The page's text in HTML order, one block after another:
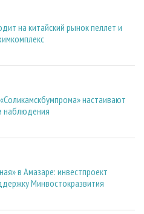
на китайский рынок пеллет и
настаивают
наблюдения
в Амазаре: инвестпроект
Минвостокразвития